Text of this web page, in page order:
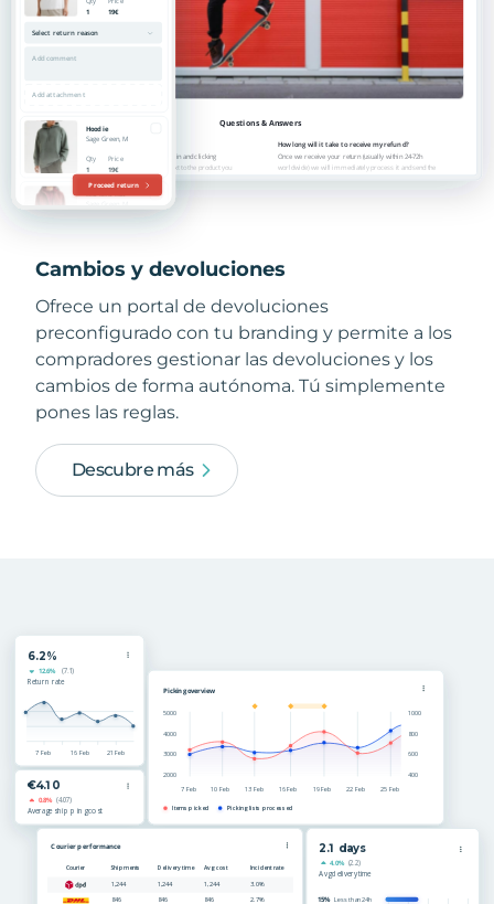
Cambios y devoluciones
Ofrece un portal de devoluciones
preconfigurado con tu branding y permite a los
compradores gestionar las devoluciones y los
cambios de forma autónoma. Tú simplemente
pones las reglas.
Descubre más